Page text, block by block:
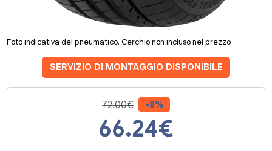
Foto indicativa del pneumatico. Cerchio non incluso nel prezzo
SERVIZIO DI MONTAGGIO DISPONIBILE
72.00€ -8%
66.24€